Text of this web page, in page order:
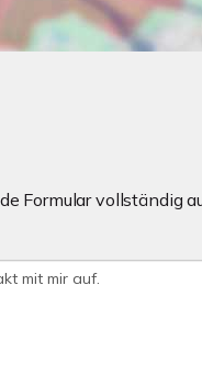
Formular vollständig